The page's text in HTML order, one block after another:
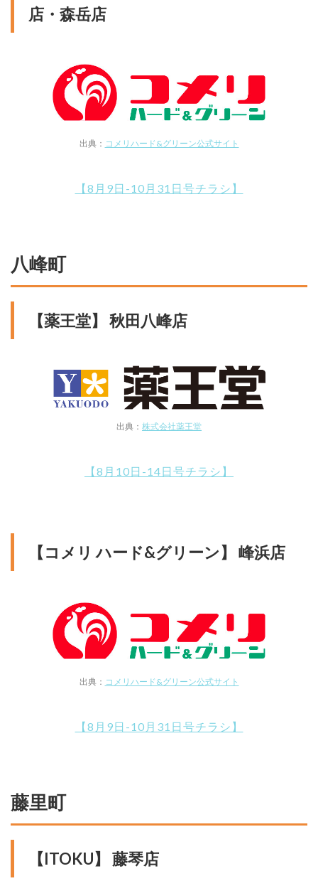
店・森岳店
出典： コメリハード&グリーン公式サイト
【8月9日-10月31日号チラシ】
八峰町
【薬王堂】 秋田八峰店
出典： 株式会社薬王堂
【8月10日-14日号チラシ】
【コメリ ハード&グリーン】 峰浜店
出典： コメリハード&グリーン公式サイト
【8月9日-10月31日号チラシ】
藤里町
【ITOKU】 藤琴店